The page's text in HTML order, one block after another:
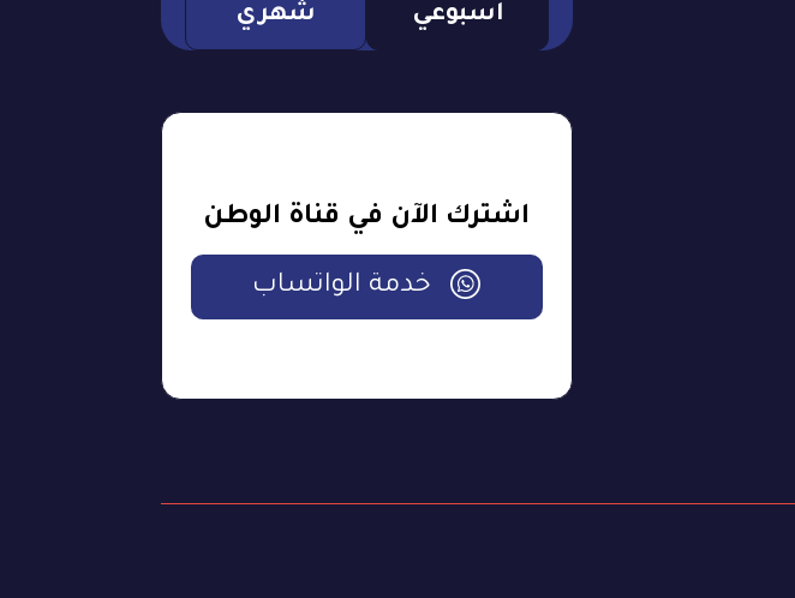
اسبوعي شهري
اشترك الآن في قناة الوطن
خدمة الواتساب